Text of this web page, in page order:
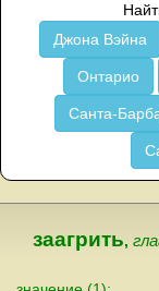
Джона Вэйна
Онтарио
Санта-
заагрить,